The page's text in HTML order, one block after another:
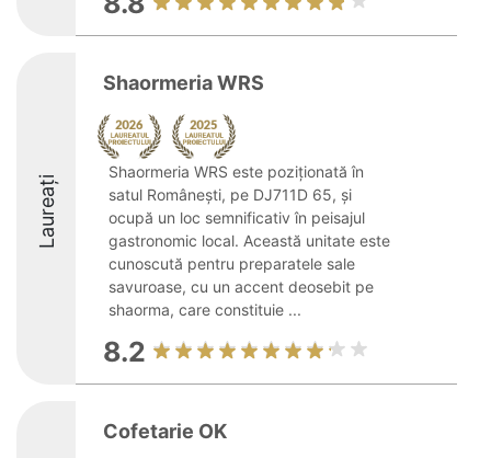
Laureați
Shaormeria WRS
Shaormeria WRS este poziționată în
satul Româneşti, pe DJ711D 65, și
ocupă un loc semnificativ în peisajul
gastronomic local. Această unitate este
cunoscută pentru preparatele sale
savuroase, cu un accent deosebit pe
shaorma, care constituie ...
8.2
Cofetarie OK